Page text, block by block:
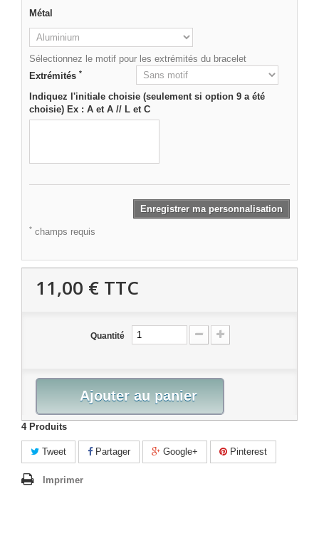
Métal
Sélectionnez le motif pour les extrémités du bracelet
Extrémités *
Indiquez l'initiale choisie (seulement si option 9 a été
choisie) Ex : A et A // L et C
Enregistrer ma personnalisation
* champs requis
11,00 € TTC
Quantité
Ajouter au panier
4 Produits
Tweet Partager Google+ Pinterest
Imprimer